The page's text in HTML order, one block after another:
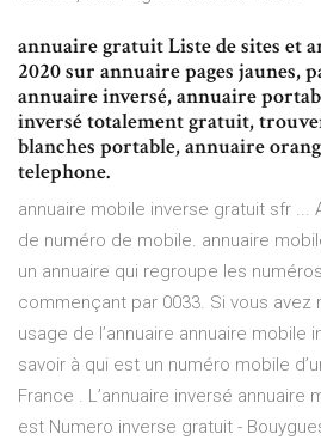
annuaire gratuit Liste de sites et
2020 sur annuaire pages jaunes,
annuaire inversé, annuaire
inversé totalement gratuit,
blanches portable, annuaire
telephone.
annuaire mobile inverse gratuit sfr ...
de numéro de mobile. annuaire
un annuaire qui regroupe les
commençant par 0033. Si vous avez
usage de l’annuaire annuaire mobile
savoir à qui est un numéro mobile
France . L’annuaire inversé
est Numero inverse gratuit -